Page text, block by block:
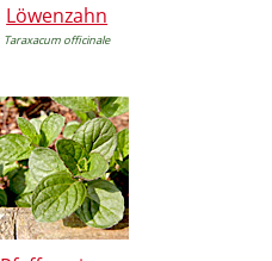
Löwenzahn
Taraxacum officinale